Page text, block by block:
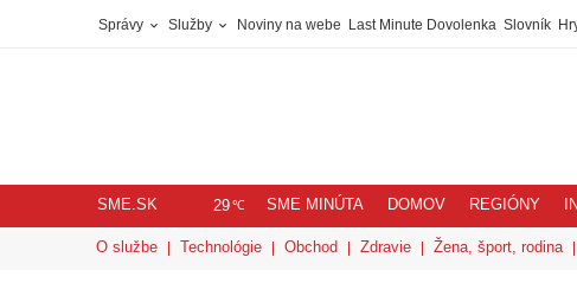
Správy Služby Noviny na webe Last Minute Dovolenka Slovník
SME.SK 29℃ SME MINÚTA DOMOV REGIÓNY
O službe Technológie Obchod Zdravie Žena, šport, rodina